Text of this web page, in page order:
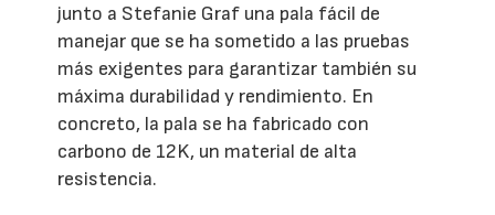
junto a Stefanie Graf una pala fácil de
manejar que se ha sometido a las pruebas
más exigentes para garantizar también su
máxima durabilidad y rendimiento. En
concreto, la pala se ha fabricado con
carbono de 12K, un material de alta
resistencia.